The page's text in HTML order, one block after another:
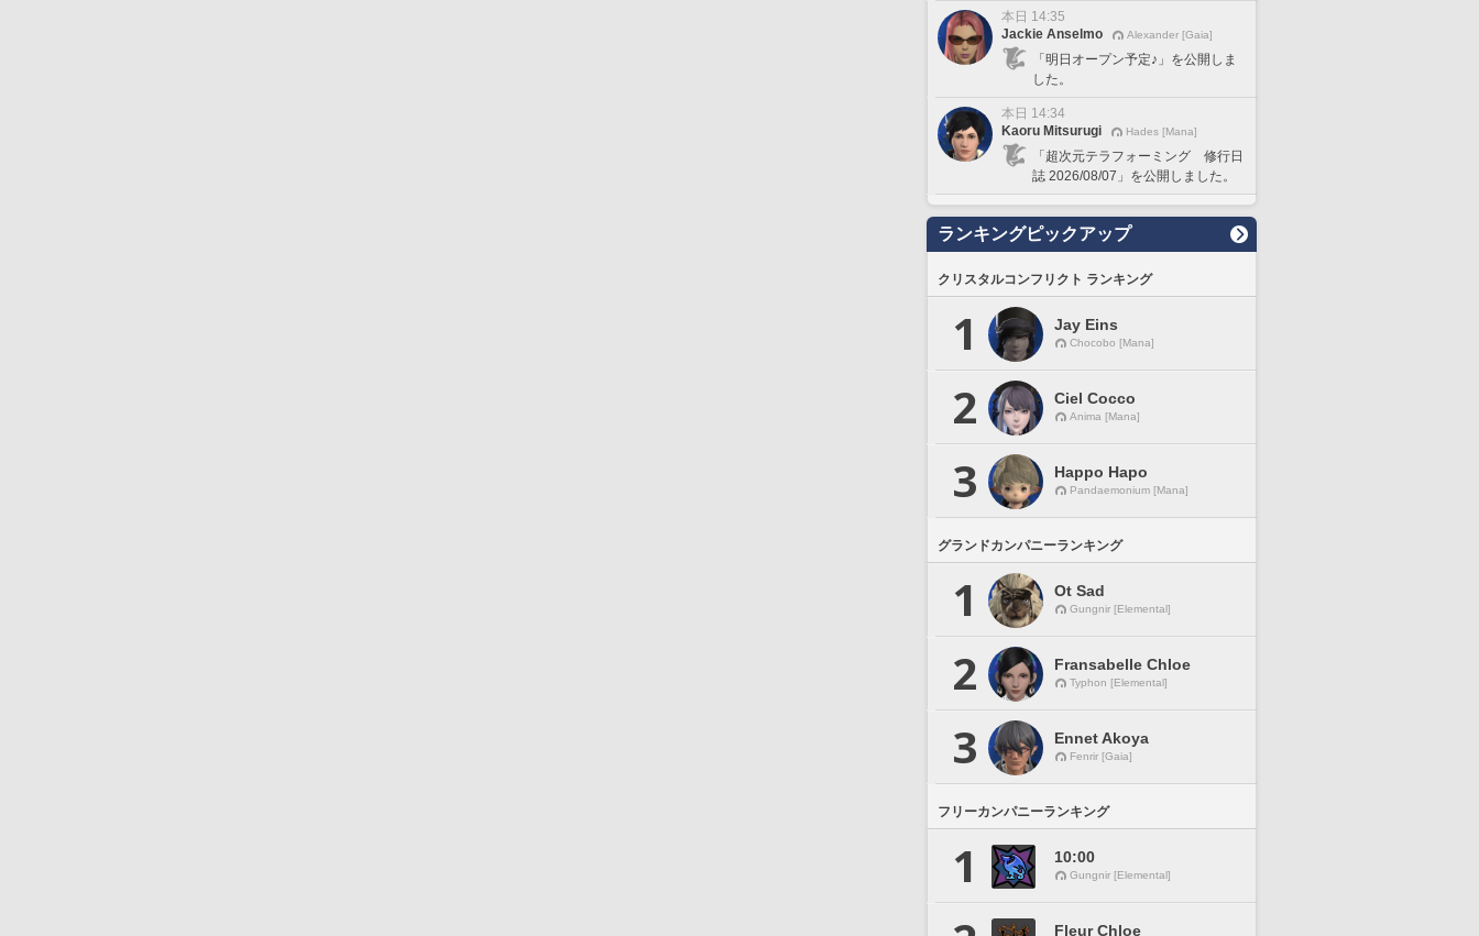
本日 14:35
Jackie Anselmo
Alexander [Gaia]
「明日オープン予定♪」を公開しま
した。
本日 14:34
Kaoru Mitsurugi
Hades [Mana]
「超次元テラフォーミング 修行日
誌 2026/08/07」を公開しました。
ランキングピックアップ
クリスタルコンフリクト ランキング
1 Jay Eins
Chocobo [Mana]
2 Ciel Cocco
Anima [Mana]
3 Happo Hapo
Pandaemonium [Mana]
グランドカンパニーランキング
1 Ot Sad
Gungnir [Elemental]
2 Fransabelle Chloe
Typhon [Elemental]
3 Ennet Akoya
Fenrir [Gaia]
フリーカンパニーランキング
1 10:00
Gungnir [Elemental]
Fleur Chloe